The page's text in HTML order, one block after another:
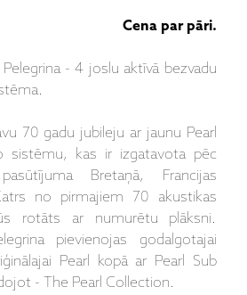
Cena par pāri.
- 4 joslu aktīvā bezvadu
70 gadu jubileju ar jaunu Pearl
sistēmu, kas ir izgatavota pēc
Bretaņā, Francijas
no pirmajiem 70 akustikas
rotāts ar numurētu plāksni.
pievienojas godalgotajai
Pearl kopā ar Pearl Sub
- The Pearl Collection.